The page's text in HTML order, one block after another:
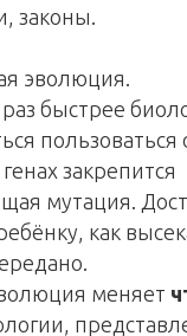
законы.
эволюция.
быстрее
закрепится
мутация.
как
меняет